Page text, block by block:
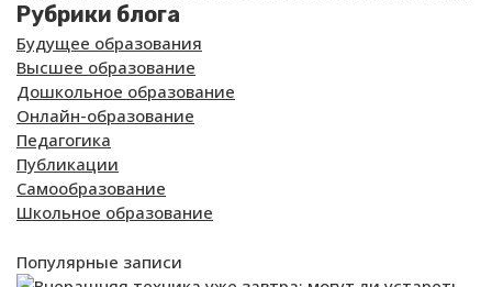
Рубрики блога
Будущее образования
Высшее образование
Дошкольное образование
Онлайн-образование
Педагогика
Публикации
Самообразование
Школьное образование
Популярные записи